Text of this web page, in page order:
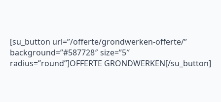
[su_button url=”/offerte/grondwerken-offerte/”
background=”#587728″ size=”5″
radius=”round”]OFFERTE GRONDWERKEN[/su_button]